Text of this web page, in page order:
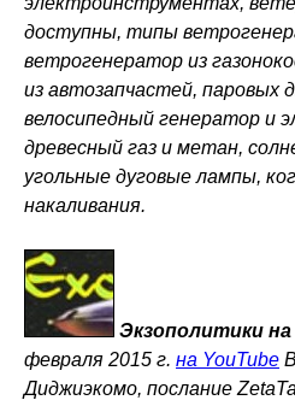
доступны, типы
ветрогенератор из
из автозапчастей, паровых
велосипедный генератор и
древесный газ и метан,
угольные дуговые лампы,
накаливания.
Экзополитики
февраля 2015 г. на YouTube
Диджиэкомо, послание